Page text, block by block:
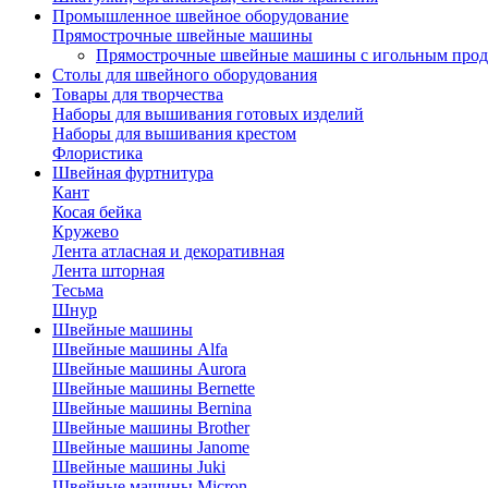
Промышленное швейное оборудование
Прямострочные швейные машины
Прямострочные швейные машины с игольным
Столы для швейного оборудования
Товары для творчества
Наборы для вышивания готовых изделий
Наборы для вышивания крестом
Флористика
Швейная фуртнитура
Кант
Косая бейка
Кружево
Лента aтласная и декоративная
Лента шторная
Тесьма
Шнур
Швейные машины
Швейные машины Alfa
Швейные машины Aurora
Швейные машины Bernette
Швейные машины Bernina
Швейные машины Brother
Швейные машины Janome
Швейные машины Juki